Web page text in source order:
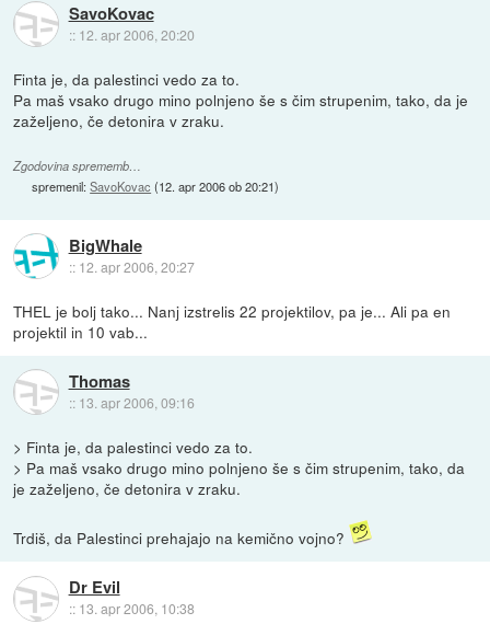
SavoKovac
:: 12. apr 2006, 20:20
Finta je, da palestinci vedo za to.
Pa maš vsako drugo mino polnjeno še s čim strupenim, tako, da je
zaželjeno, če detonira v zraku.
Zgodovina sprememb…
spremenil:SavoKovac (12. apr 2006 ob 20:21)
BigWhale
:: 12. apr 2006, 20:27
THEL je bolj tako... Nanj izstrelis 22 projektilov, pa je... Ali pa en
projektil in 10 vab...
Thomas
:: 13. apr 2006, 09:16
> Finta je, da palestinci vedo za to.
> Pa maš vsako drugo mino polnjeno še s čim strupenim, tako, da
je zaželjeno, če detonira v zraku.
Trdiš, da Palestinci prehajajo na kemično vojno?
Dr Evil
:: 13. apr 2006, 10:38